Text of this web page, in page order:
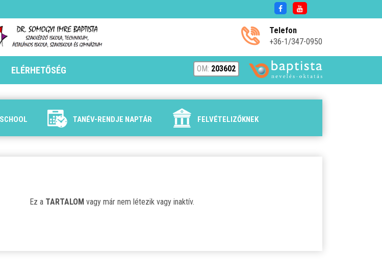
Telefon
+36-1/347-0950
ELÉRHETŐSÉG OM: 203602
TANÉV-RENDJE NAPTÁR FELVÉTELIZŐKNEK
Ez a TARTALOM vagy már nem létezik vagy inaktív.